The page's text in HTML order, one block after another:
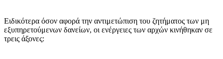
Ειδικότερα όσον αφορά την αντιμετώπιση του ζητήματος των μη
εξυπηρετούμενων δανείων, οι ενέργειες των αρχών κινήθηκαν σε
τρεις άξονες: